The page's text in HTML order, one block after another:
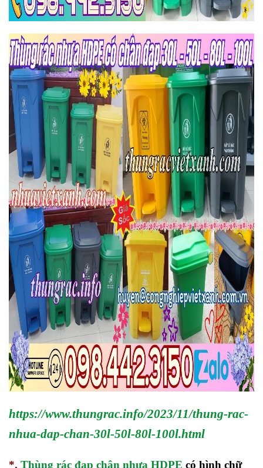
https://www.thungrac.info/2023/11/thung-rac-
nhua-dap-chan-30l-50l-80l-100l.html
*. Thùng rác đạp chân nhựa HDPE có hình chữ